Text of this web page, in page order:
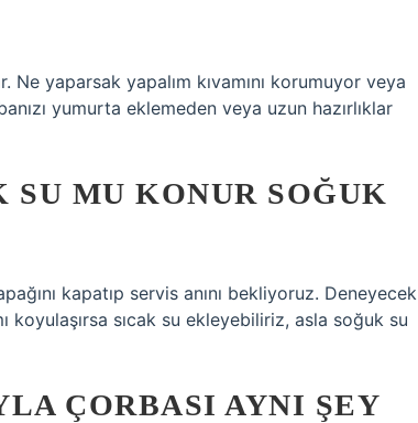
yaparsak yapalım kıvamını korumuyor veya
yumurta eklemeden veya uzun hazırlıklar
SU MU KONUR SOĞUK
kapatıp servis anını bekliyoruz. Deneyecek
koyulaşırsa sıcak su ekleyebiliriz, asla soğuk su
ÇORBASI AYNI ŞEY